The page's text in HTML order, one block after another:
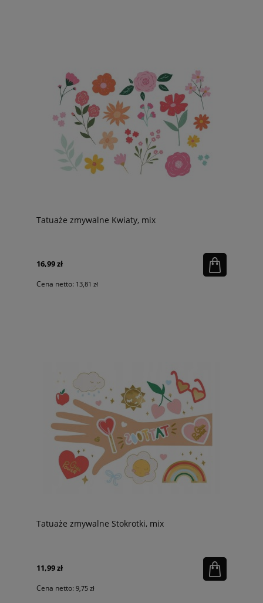
Tatuaże zmywalne Kwiaty, mix
16,99 zł
Cena netto: 13,81 zł
Tatuaże zmywalne Stokrotki, mix
11,99 zł
Cena netto: 9,75 zł